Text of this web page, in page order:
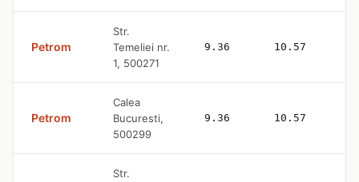
Petrom
Str.
Temeliei nr.
1, 500271
9.36 10.57
Petrom
Calea
Bucuresti,
500299
9.36 10.57
Str.